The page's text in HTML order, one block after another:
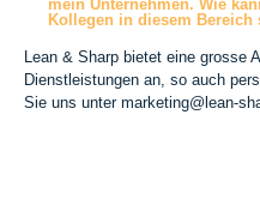
mein Unternehmen. Wie
Kollegen in diesem Bereich
Lean & Sharp bietet eine grosse
Dienstleistungen an, so auch
Sie uns unter marketing@lean-